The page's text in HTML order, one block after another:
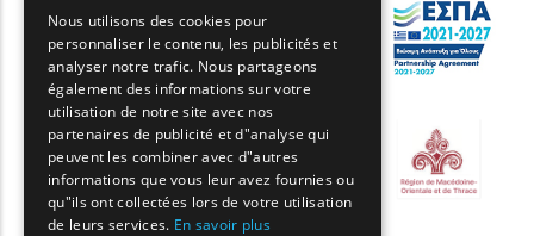
FRENCH
BULGARIAN
GERMAN
ROMANIAN
TURKISH
Nous utilisons des cookies pour
personnaliser le contenu, les publicités et
analyser notre trafic. Nous partageons
également des informations sur votre
utilisation de notre site avec nos
partenaires de publicité et d"analyse qui
peuvent les combiner avec d"autres
informations que vous leur avez fournies ou
qu"ils ont collectées lors de votre utilisation
de leurs services. En savoir plus